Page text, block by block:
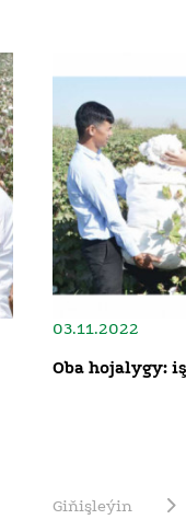
03.11.2022
Oba hojalygy:
Giňişleýin